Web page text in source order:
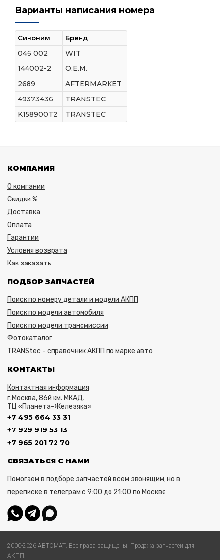
Варианты написания номера
Синоним Бренд
046 002
WIT
144002-2
O.E.M.
2689
AFTERMARKET
49373436
TRANSTEC
K158900T2
TRANSTEC
КОМПАНИЯ
О компании
Скидки %
Доставка
Оплата
Гарантии
Условия возврата
Как заказать
ПОДБОР ЗАПЧАСТЕЙ
Поиск по номеру детали и модели АКПП
Поиск по модели автомобиля
Поиск по модели трансмиссии
Фотокаталог
TRANStec - справочник АКПП по марке авто
КОНТАКТЫ
Контактная информация
г.Москва, 86й км. МКАД,
ТЦ «Планета-Железяка»
+7 495 664 33 31
+7 929 919 53 13
+7 965 201 72 70
СВЯЗАТЬСЯ С НАМИ
Помогаем в подборе запчастей всем звонящим, но в
переписке в телеграм с 9:00 до 21:00 по Москве
2000-2026 АВТОМАТ. Все права защищены. Продажа запчастей для
АКПП.